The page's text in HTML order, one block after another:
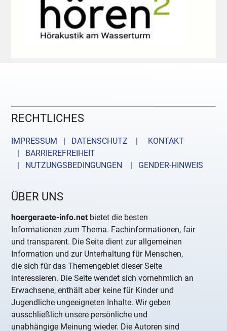
RECHTLICHES
IMPRESSUM | DATENSCHUTZ |
KONTAKT
| BARRIEREFREIHEIT
| NUTZUNGSBEDINGUNGEN
| GENDER-HINWEIS
ÜBER UNS
hoergeraete-info.net bietet die besten
Informationen zum Thema. Fachinformationen, fair
und transparent. Die Seite dient zur allgemeinen
Information und zur Unterhaltung für Menschen,
die sich für das Themengebiet dieser Seite
interessieren. Die Seite wendet sich vornehmlich an
Erwachsene, enthält aber keine für Kinder und
Jugendliche ungeeigneten Inhalte. Wir geben
ausschließlich unsere persönliche und
unabhängige Meinung wieder. Die Autoren sind